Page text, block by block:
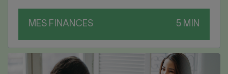
MES FINANCES